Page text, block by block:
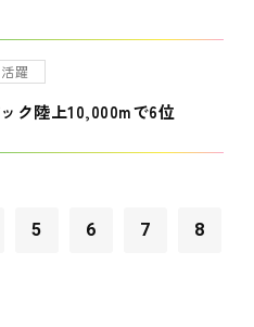
躍
ク陸上10,000mで6位
5 6 7 8